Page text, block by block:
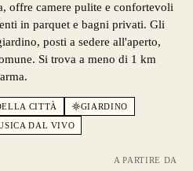
offre camere pulite e confortevoli
in parquet e bagni privati. Gli
posti a sedere all'aperto,
Si trova a meno di 1 km
CITTÀ
GIARDINO
DAL VIVO
A PARTIRE DA